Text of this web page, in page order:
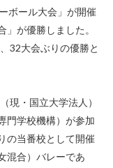
ボール大会」が開催
が優勝しました。
32大会ぶりの優勝と
現・国立大学法人）
門学校機構）が参加
の当番校として開催
混合）バレーであ